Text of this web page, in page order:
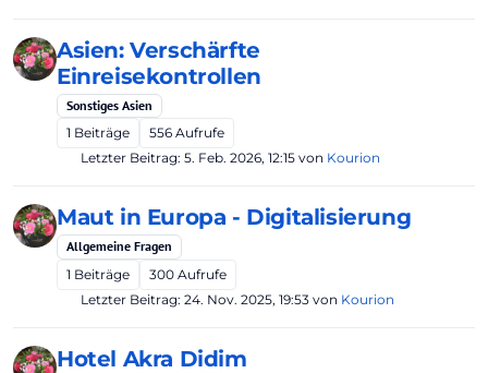
Asien: Verschärfte
Einreisekontrollen
Sonstiges Asien
1 Beiträge 556 Aufrufe
Letzter Beitrag: 5. Feb. 2026, 12:15 von Kourion
Maut in Europa - Digitalisierung
Allgemeine Fragen
1 Beiträge 300 Aufrufe
Letzter Beitrag: 24. Nov. 2025, 19:53 von Kourion
Hotel Akra Didim